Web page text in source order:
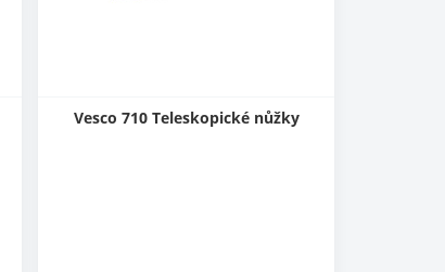
Vesco 710 Teleskopické nůžky